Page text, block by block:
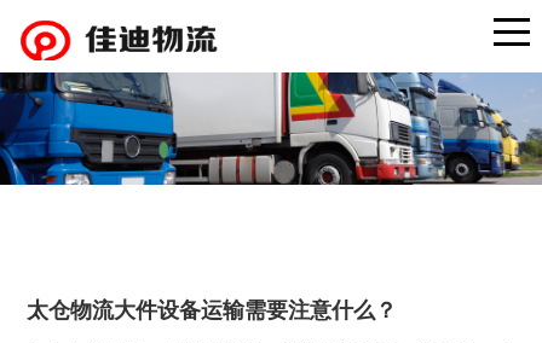
太仓物流大件设备运输需要注意什么？